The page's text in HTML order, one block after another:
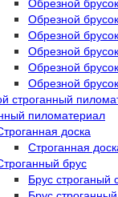
Обрезной
Обрезной
Обрезной
Обрезной
Обрезной
пиломатериал
доска
Строганная
брус
Брус строганый